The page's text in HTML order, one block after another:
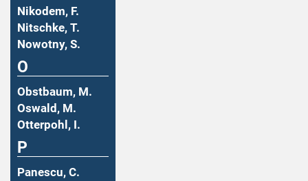
Nikodem, F.
Nitschke, T.
Nowotny, S.
O
Obstbaum, M.
Oswald, M.
Otterpohl, I.
P
Panescu, C.